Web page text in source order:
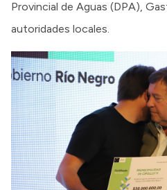
Provincial de Aguas (DPA),
autoridades locales.